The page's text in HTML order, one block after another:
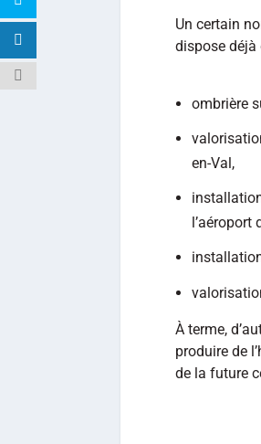
Un certain
dispose déjà
ombrière
en-Val,
l’aéroport
À terme,
produire de
de la future